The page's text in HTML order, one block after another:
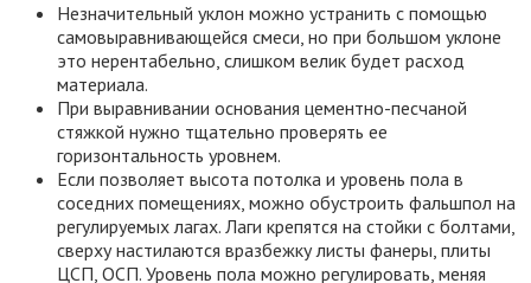
Незначительный уклон можно устранить с помощью
самовыравнивающейся смеси, но при большом уклоне
это нерентабельно, слишком велик будет расход
материала.
При выравнивании основания цементно-песчаной
стяжкой нужно тщательно проверять ее
горизонтальность уровнем.
Если позволяет высота потолка и уровень пола в
соседних помещениях, можно обустроить фальшпол на
регулируемых лагах. Лаги крепятся на стойки с болтами,
сверху настилаются вразбежку листы фанеры, плиты
ЦСП, ОСП. Уровень пола можно регулировать, меняя